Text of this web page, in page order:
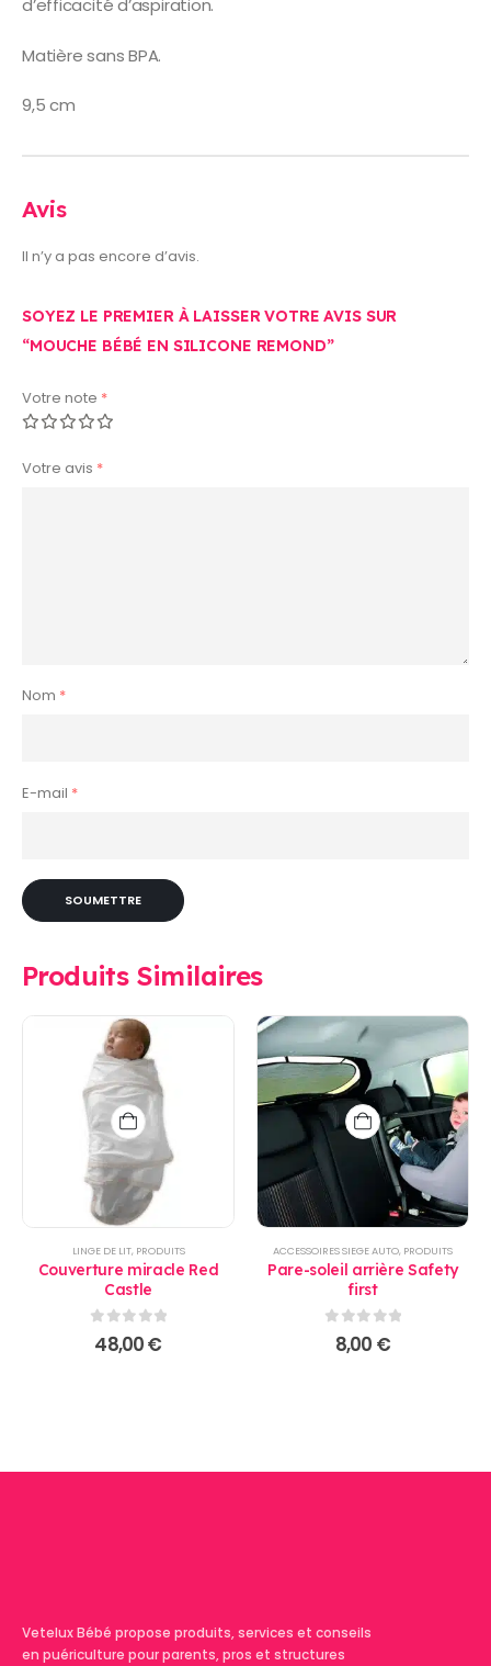
d’efficacité d’aspiration.
Matière sans BPA.
9,5 cm
Avis
Il n’y a pas encore d’avis.
SOYEZ LE PREMIER À LAISSER VOTRE AVIS SUR
“MOUCHE BÉBÉ EN SILICONE REMOND”
Votre note *
Votre avis *
Nom *
E-mail *
Produits Similaires
LINGE DE LIT, PRODUITS
Couverture miracle Red
Castle
sur 5
48,00€
ACCESSOIRES SIEGE AUTO, PRODUITS
Pare-soleil arrière Safety
first
sur 5
8,00 €
Vetelux Bébé propose produits, services et conseils
en puériculture pour parents, pros et structures